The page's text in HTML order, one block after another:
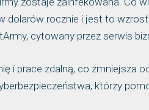
dolarów rocznie i jest to
cytowany przez serwis
i prace zdalną, co zmniejsza
którzy